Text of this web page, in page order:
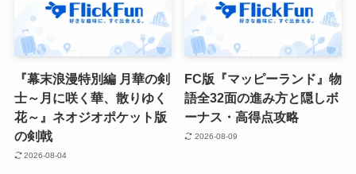
『幕末浪漫特別編 月華の剣
士～月に咲く華、散りゆく
花～』ネオジオポケット版
の剣戟
2026-08-04
FC版『マッピーランド』物
語全32面の進み方と隠しボ
ーナス・高得点攻略
2026-08-09